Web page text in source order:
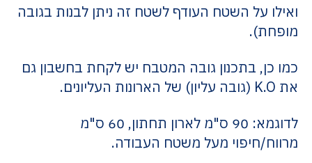
ואילו על השטח העודף לשטח זה ניתן לבנות בגובה
מופחת).
כמו כן, בתכנון גובה המטבח יש לקחת בחשבון גם
את K.O (גובה עליון) של הארונות
העליונים.
לדוגמא: 90 ס"מ לארון תחתון, 60 ס"מ
מרווח/חיפוי מעל משטח העבודה.